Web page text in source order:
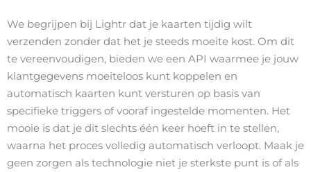
We begrijpen bij Lightr dat je kaarten tijdig wilt
verzenden zonder dat het je steeds moeite kost. Om dit
te vereenvoudigen, bieden we een API waarmee je jouw
klantgegevens moeiteloos kunt koppelen en
automatisch kaarten kunt versturen op basis van
specifieke triggers of vooraf ingestelde momenten. Het
mooie is dat je dit slechts één keer hoeft in te stellen,
waarna het proces volledig automatisch verloopt. Maak je
geen zorgen als technologie niet je sterkste punt is of als